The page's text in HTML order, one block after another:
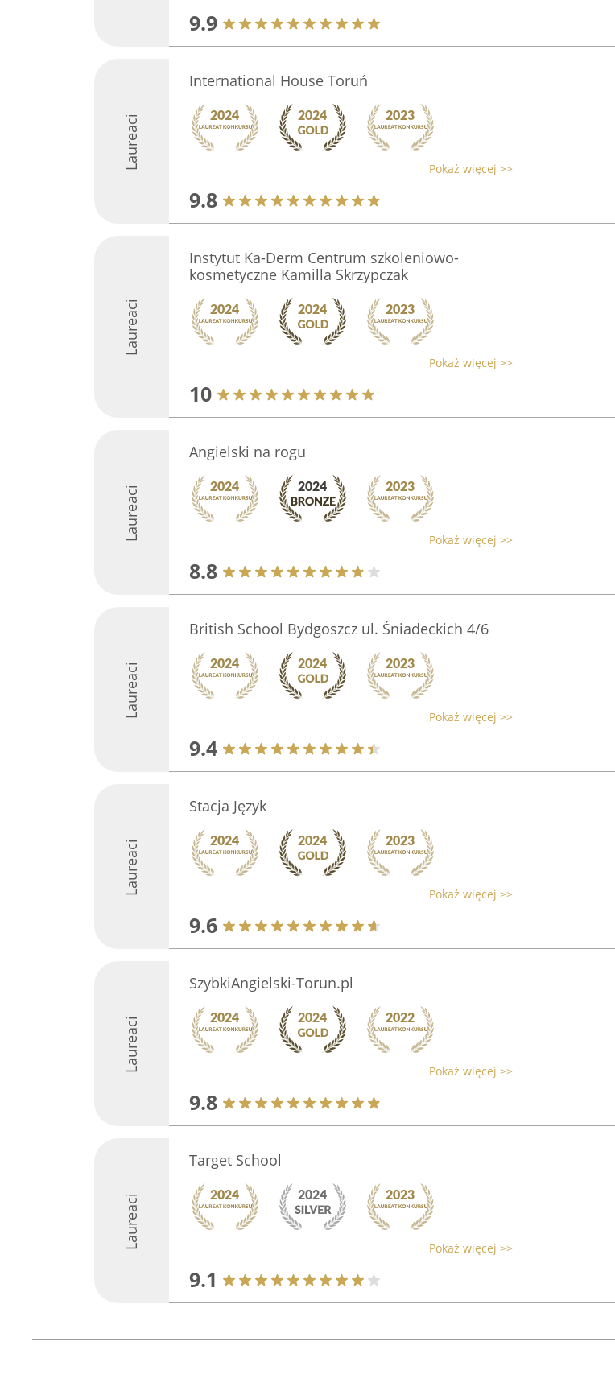
9.9
Laureaci
International House Toruń
Pokaż więcej >>
9.8
Laureaci
Instytut Ka-Derm Centrum szkoleniowo-
kosmetyczne Kamilla Skrzypczak
Pokaż więcej >>
10
Laureaci
Angielski na rogu
Pokaż więcej >>
8.8
Laureaci
British School Bydgoszcz ul. Śniadeckich 4/6
Pokaż więcej >>
9.4
Laureaci
Stacja Język
Pokaż więcej >>
9.6
Laureaci
SzybkiAngielski-Torun.pl
Pokaż więcej >>
9.8
Laureaci
Target School
Pokaż więcej >>
9.1